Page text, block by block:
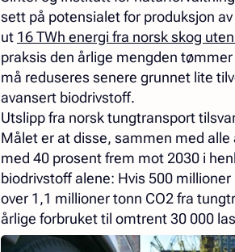
sett på potensialet for produksjon
ut 16 TWh energi fra norsk skog
praksis den årlige mengden
må reduseres senere grunnet lite
avansert biodrivstoff.
Utslipp fra norsk tungtransport
Målet er at disse, sammen med
med 40 prosent frem mot 2030 i
biodrivstoff alene: Hvis 500
over 1,1 millioner tonn CO2 fra
årlige forbruket til omtrent 30 000